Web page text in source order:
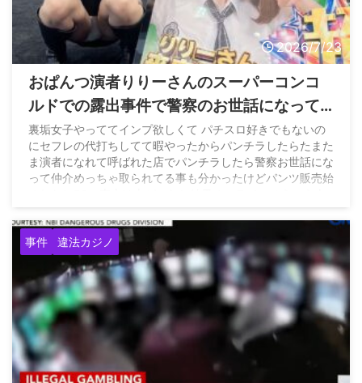
2026/7/23
おぱんつ演者りりーさんのスーパーコンコ
ルドでの露出事件で警察のお世話になって
いた模様
裏垢女子やっててインプ欲しくて パチスロ好きでもないの
にセフレの代打ちしてて暇やったからパンチラしたらたまた
ま演者になれて呼ばれた店でパンチラしたら警察お世話にな
って仲介めっちゃ取られてる事も分かったけどパンツ販売始
事件 違法カジノ